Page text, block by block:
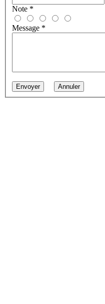
Note *
Message *